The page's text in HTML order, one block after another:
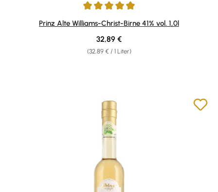
Durchschnittliche Bewertung von 4.95 von 5 Sternen
Prinz Alte Williams-Christ-Birne 41% vol. 1,0l
(32,89 € / 1 Liter)
Regulärer Preis:
32,89 €